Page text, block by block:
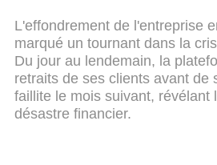
L'effondrement de l'entreprise
marqué un tournant dans la
Du jour au lendemain, la
retraits de ses clients avant de
faillite le mois suivant, révélant
désastre financier.